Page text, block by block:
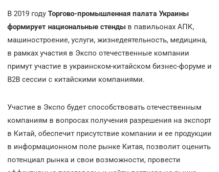
В 2019 году Торгово-промышленная палата Украины
формирует национальные стенды в павильонах АПК,
машиностроение, услуги, жизнедеятельность, медицина,
в рамках участия в Экспо отечественные компании
примут участие в украинском-китайском бизнес-форуме и
В2В сессии с китайскими компаниями.
Участие в Экспо будет способствовать отечественным
компаниям в вопросах получения разрешения на экспорт
в Китай, обеспечит присутствие компании и ее продукции
в информационном поле рынке Китая, позволит оценить
потенциал рынка и свои возможности, провести